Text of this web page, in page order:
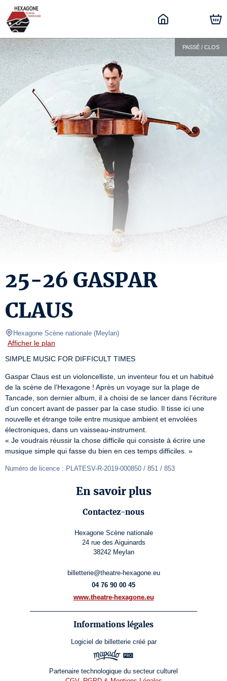
PASSÉ / CLOS
25-26 GASPAR
CLAUS
Hexagone Scène nationale (Meylan)
Afficher le plan
SIMPLE MUSIC FOR DIFFICULT TIMES
Gaspar Claus est un violoncelliste, un inventeur fou et un habitué
de la scène de l’Hexagone ! Après un voyage sur la plage de
Tancade, son dernier album, il a choisi de se lancer dans l’écriture
d’un concert avant de passer par la case studio. Il tisse ici une
nouvelle et étrange toile entre musique ambient et envolées
électroniques, dans un vaisseau-instrument.
« Je voudrais réussir la chose difficile qui consiste à écrire une
musique simple qui fasse du bien en ces temps difficiles. »
Numéro de licence : PLATESV-R-2019-000850 / 851 / 853
En savoir plus
Contactez-nous
Hexagone Scène nationale
24 rue des Aiguinards
38242 Meylan
billetterie@theatre-hexagone.eu
04 76 90 00 45
www.theatre-hexagone.eu
Informations légales
Logiciel de billetterie créé par
Partenaire technologique du secteur culturel